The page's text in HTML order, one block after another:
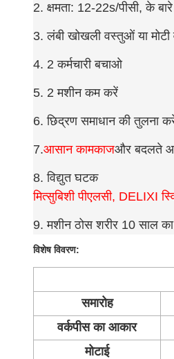
2. क्षमता: 12-22s/पीसी, के
3. लंबी खोखली वस्तुओं या
4. 2 कर्मचारी बचाओ
5. 2 मशीन कम करें
6. छिद्रण समाधान की तुलना
7.आसान कामकाजऔर बदलते
8. विद्युत घटक
मित्सुबिशी पीएलसी, DELIXI
9. मशीन ठोस शरीर 10 साल
विशेष विवरण:
समारोह
वर्कपीस का आकार
मोटाई